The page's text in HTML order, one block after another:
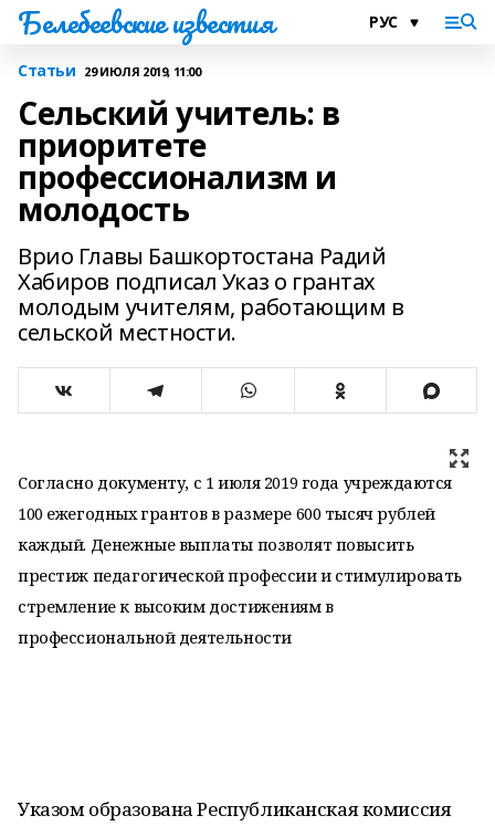
Белебеевские известия
Статьи 29 ИЮЛЯ 2019, 11:00
Сельский учитель: в
приоритете
профессионализм и
молодость
Врио Главы Башкортостана Радий
Хабиров подписал Указ о грантах
молодым учителям, работающим в
сельской местности.
Согласно документу, с 1 июля 2019 года учреждаются
100 ежегодных грантов в размере 600 тысяч рублей
каждый. Денежные выплаты позволят повысить
престиж педагогической профессии и стимулировать
стремление к высоким достижениям в
профессиональной деятельности
Указом образована Республиканская комиссия